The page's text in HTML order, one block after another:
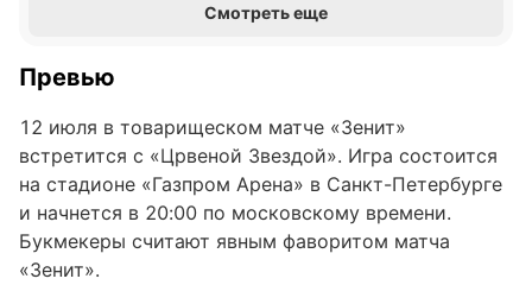
Смотреть еще
Превью
12 июля в товарищеском матче «Зенит»
встретится с «Црвеной Звездой». Игра состоится
на стадионе «Газпром Арена» в Санкт-Петербурге
и начнется в 20:00 по московскому времени.
Букмекеры считают явным фаворитом матча
«Зенит».